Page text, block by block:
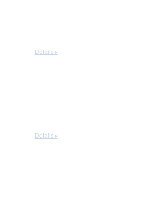
Details ▸
Details ▸